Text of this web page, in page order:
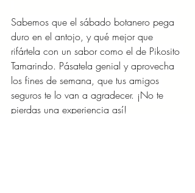
Sabemos que el sábado botanero pega
duro en el antojo, y qué mejor que
rifártela con un sabor como el de Pikosito
Tamarindo. Pásatela genial y aprovecha
los fines de semana, que tus amigos
seguros te lo van a agradecer. ¡No te
pierdas una experiencia así!